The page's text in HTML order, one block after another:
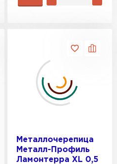
Металлочерепица
Металл-Профиль
Ламонтерра XL 0,5